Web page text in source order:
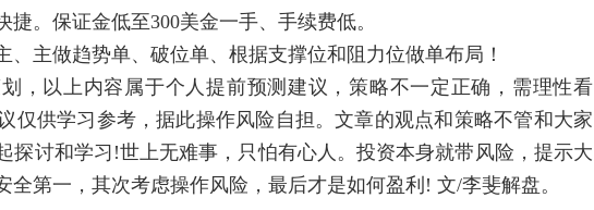
证金低至300美金一手、手续费低。
趋势单、破位单、根据支撑位和阻力位做单布局！
内容属于个人提前预测建议，策略不一定正确，需理性看
仅供学习参考，据此操作风险自担。文章的观点和策略不管和大家
探讨和学习!世上无难事，只怕有心人。投资本身就带风险，提示大
第一，其次考虑操作风险，最后才是如何盈利! 文/李斐解盘。